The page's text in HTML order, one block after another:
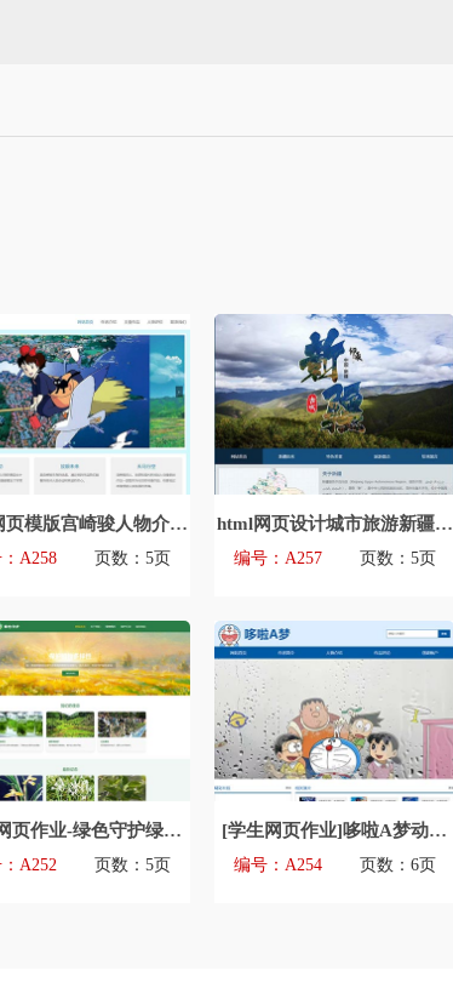
页模版宫崎骏人物介绍
题网页模版源码
A258 页数：5页
html网页设计城市旅游新疆网
页模版源码
编号：A257 页数：5页
页作业-绿色守护绿植
护主题网页设计模版源
A252 页数：5页
[学生网页作业]哆啦A梦动漫
主题网页设计模版源码
编号：A254 页数：6页